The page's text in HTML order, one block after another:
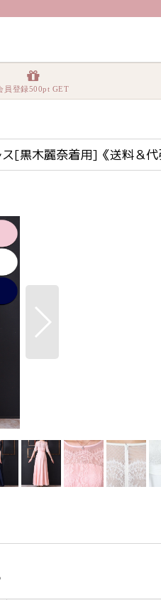
員登録500pt GET
送料＆代引き手数料無料》
[黒木麗奈着用]《送料＆代